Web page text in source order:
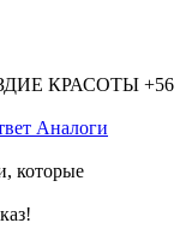
КРАСОТЫ +56
Аналоги
которые